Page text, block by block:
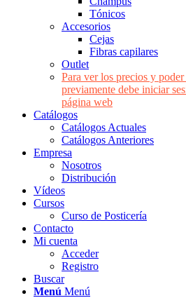
Tónicos
Accesorios
Cejas
Fibras capilares
Outlet
Para ver los precios y
previamente debe iniciar
página web
Catálogos
Catálogos Actuales
Catálogos Anteriores
Empresa
Nosotros
Distribución
Vídeos
Cursos
Curso de Posticería
Contacto
Mi cuenta
Acceder
Registro
Buscar
Menú Menú